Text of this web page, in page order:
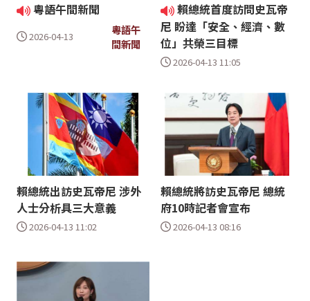
粵語午間新聞
2026-04-13
粵語午
間新聞
賴總統首度訪問史瓦帝
尼 盼達「安全、經濟、數
位」共榮三目標
2026-04-13 11:05
賴總統出訪史瓦帝尼 涉外
人士分析具三大意義
2026-04-13 11:02
賴總統將訪史瓦帝尼 總統
府10時記者會宣布
2026-04-13 08:16